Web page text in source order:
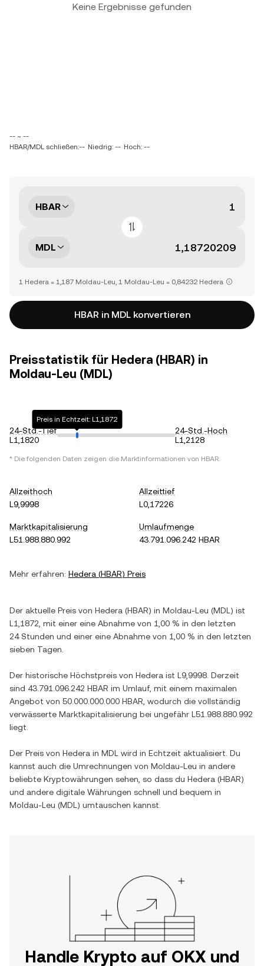
Keine Ergebnisse gefunden
-- ~ --
HBAR/MDL schließen:-- Niedrig: -- Hoch: --
HBAR
MDL
1 Hedera = 1,187 Moldau-Leu, 1 Moldau-Leu = 0,84232 Hedera
HBAR in MDL konvertieren
Preisstatistik für Hedera (HBAR) in
Moldau-Leu (MDL)
24-Std.-Tief
L1,1820
Preis in Echtzeit: L1,1872
24-Std.-Hoch
L1,2128
* Die folgenden Daten zeigen die Marktinformationen von HBAR.
Allzeithoch
L9,9998
Allzeittief
L0,17226
Marktkapitalisierung
L51.988.880.992
Umlaufmenge
43.791.096.242 HBAR
Mehr erfahren: Hedera (HBAR) Preis
Der aktuelle Preis von Hedera (HBAR) in Moldau-Leu (MDL ) ist
L1,1872 , mit einer eine Abnahme von 1,00 % in den letzten
24 Stunden und einer eine Abnahme von 1,00 % in den letzten
sieben Tagen.
Der historische Höchstpreis von Hedera ist L9,9998 . Derzeit
sind 43.791.096.242 HBAR im Umlauf, mit einem maximalen
Angebot von 50.000.000.000 HBAR , wodurch die vollständig
verwässerte Marktkapitalisierung bei ungefähr L51.988.880.992
liegt.
Der Preis von Hedera in MDL wird in Echtzeit aktualisiert. Du
kannst auch die Umrechnungen von Moldau-Leu in andere
beliebte Kryptowährungen sehen, so dass du Hedera (HBAR)
und andere digitale Währungen schnell und bequem in
Moldau-Leu (MDL ) umtauschen kannst.
Handle Krypto auf OKX und